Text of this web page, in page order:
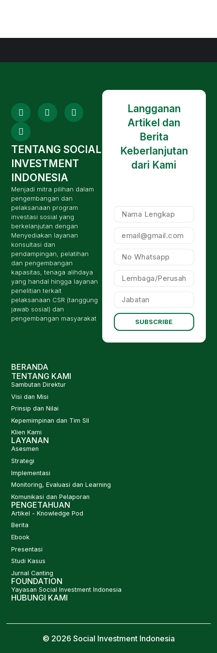
TENTANG SOCIAL
INVESTMENT
INDONESIA
Menjadi mitra pilihan dalam
pengembangan dan
pelaksanaan program
investasi sosial yang
berkelanjutan dengan
Menyediakan layanan
konsultasi dan
pendampingan, pelatihan
dan pengembangan
kapasitas, tenaga alihdaya
yang handal hingga layanan
penelitian terkait
pelaksanaan CSR (tanggung
jawab sosial) dan
pengembangan masyarakat
Langganan
Artikel dan
Berita
Keberlanjutan
dari Kami
SUBSCRIBE
BERANDA
TENTANG KAMI
Sambutan Direktur
Visi dan Misi
Prinsip dan Nilai
Kepemimpinan dan Tim SII
Klien Kami
LAYANAN
Asesmen
Strategi
Implementasi
Monitoring, Evaluasi dan Learning
Komunikasi dan Pelaporan
PENGETAHUAN
Artikel - Knowledge Pod
Berita
Ebook
Presentasi
Studi Kasus
Jurnal Canting
FOUNDATION
Yayasan Social Investment Indonesia
HUBUNGI KAMI
© 2026 Social Investment Indonesia